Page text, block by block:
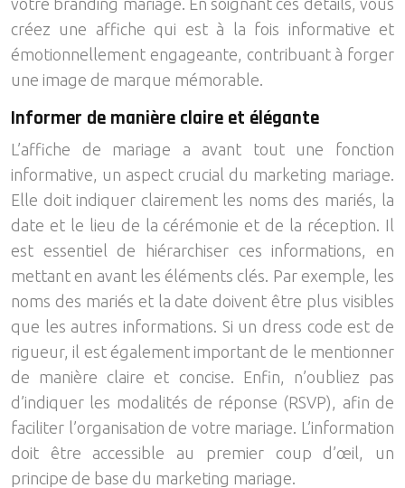
votre branding mariage. En soignant ces détails, vous
créez une affiche qui est à la fois informative et
émotionnellement engageante, contribuant à forger
une image de marque mémorable.
Informer de manière claire et élégante
L’affiche de mariage a avant tout une fonction
informative, un aspect crucial du marketing mariage.
Elle doit indiquer clairement les noms des mariés, la
date et le lieu de la cérémonie et de la réception. Il
est essentiel de hiérarchiser ces informations, en
mettant en avant les éléments clés. Par exemple, les
noms des mariés et la date doivent être plus visibles
que les autres informations. Si un dress code est de
rigueur, il est également important de le mentionner
de manière claire et concise. Enfin, n’oubliez pas
d’indiquer les modalités de réponse (RSVP), afin de
faciliter l’organisation de votre mariage. L’information
doit être accessible au premier coup d’œil, un
principe de base du marketing mariage.